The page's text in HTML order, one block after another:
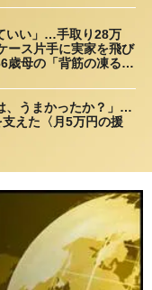
いい」…手取り28万
ース片手に実家を飛び
歳母の「背筋の凍る一
、うまかったか？」…
えた〈月5万円の援